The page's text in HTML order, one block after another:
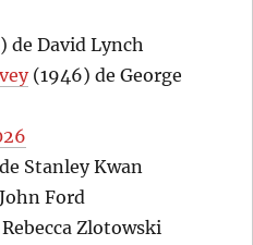
de David Lynch
(1946) de George
Stanley Kwan
Ford
Zlotowski